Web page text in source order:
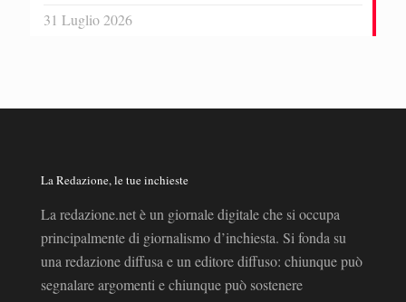
31 Luglio 2026
La Redazione, le tue inchieste
La redazione.net è un giornale digitale che si occupa
principalmente di giornalismo d’inchiesta. Si fonda su
una redazione diffusa e un editore diffuso: chiunque può
segnalare argomenti e chiunque può sostenere